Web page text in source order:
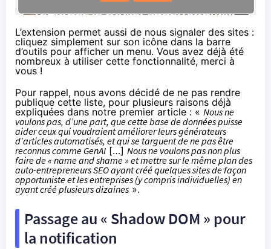
L’extension permet aussi de nous signaler des sites :
cliquez simplement sur son icône dans la barre
d’outils pour afficher un menu. Vous avez déjà été
nombreux à utiliser cette fonctionnalité, merci à
vous !
Pour rappel, nous avons décidé de ne pas rendre
publique cette liste, pour plusieurs raisons déjà
expliquées dans notre premier article : « Nous ne
voulons pas, d’une part, que cette base de données puisse
aider ceux qui voudraient améliorer leurs générateurs
d’articles automatisés, et qui se targuent de ne pas être
reconnus comme GenAI […] Nous ne voulons pas non plus
faire de « name and shame » et mettre sur le même plan des
auto-entrepreneurs SEO ayant créé quelques sites de façon
opportuniste et les entreprises (y compris individuelles) en
ayant créé plusieurs dizaines ».
Passage au « Shadow DOM » pour
la notification